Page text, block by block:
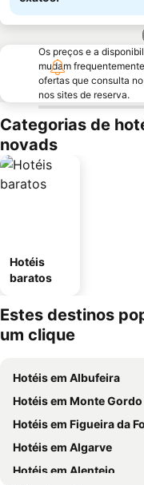
Os preços e a
mudam
ofertas que consulta
nos sites de reserva.
Categorias de
novads
Hotéis
baratos
Estes destinos
um clique
Hotéis em Albufeira
Hotéis em Monte Gordo
Hotéis em Figueira da
Hotéis em Algarve
Hotéis em Alentejo